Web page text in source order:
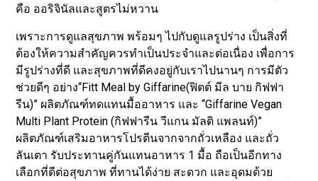
คือ ออริจินัลและสูตรไม่หวาน
เพราะการดูแลสุขภาพ พร้อมๆ ไปกับดูแลรูปร่าง เป็นสิ่งที่
ต้องให้ความสำคัญควรทำเป็นประจำและต่อเนื่อง เพื่อการ
มีรูปร่างที่ดี และสุขภาพที่ดีคงอยู่กับเราไปนานๆ การมีตัว
ช่วยดีๆ อย่าง“Fitt Meal by Giffarine(ฟิตต์ มีล บาย กิฟฟา
รีน)” ผลิตภัณฑ์ทดแทนมื้ออาหาร และ “Giffarine Vegan
Multi Plant Protein (กิฟฟารีน วีแกน มัลติ แพลนท์)”
ผลิตภัณฑ์เสริมอาหารโปรตีนจากจากถั่วเหลือง และถั่ว
ลันเตา รับประทานคู่กันแทนอาหาร 1 มื้อ ถือเป็นอีกทาง
เลือกที่ดีต่อสุขภาพ ที่ทานได้ง่าย สะดวก และอุดมด้วย